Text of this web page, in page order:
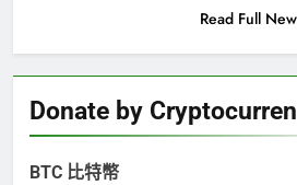
Read Full
Donate by
BTC 比特幣